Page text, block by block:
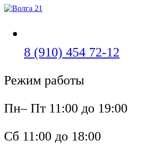
Перейти
8 (910) 454 72-12
Режим работы
Пн– Пт 11:00 до 19:00
Сб 11:00 до 18:00